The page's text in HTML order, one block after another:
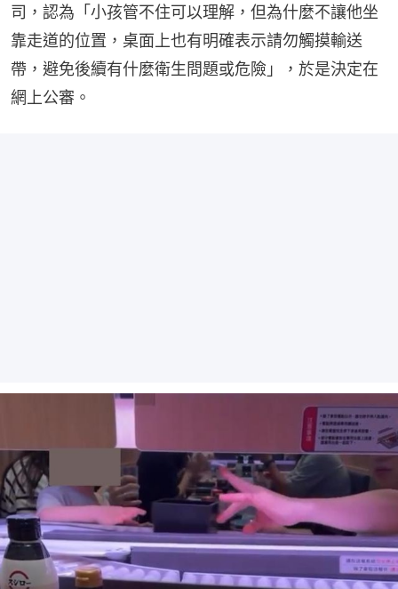
司，認為「小孩管不住可以理解，但為什麼不讓他坐
靠走道的位置，桌面上也有明確表示請勿觸摸輸送
帶，避免後續有什麼衛生問題或危險」，於是決定在
網上公審。